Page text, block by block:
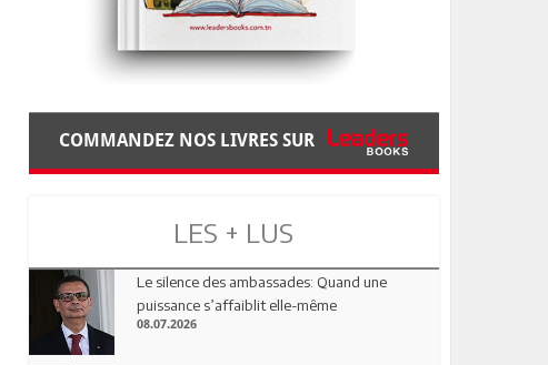
COMMANDEZ NOS LIVRES SUR
LES + LUS
Le silence des ambassades: Quand une
puissance s’affaiblit elle-même
08.07.2026